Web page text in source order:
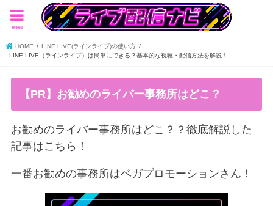
menu
HOME
LINE LIVE(ラインライブ)の使い方
LINE LIVE（ラインライブ）は簡単にできる？基本的な視聴・配信方法を解説！
【PR】お勧めのライバー事務所はどこ？
お勧めのライバー事務所はどこ？？徹底解説した
記事はこちら！
一番お勧めの事務所はベガプロモーションさん！